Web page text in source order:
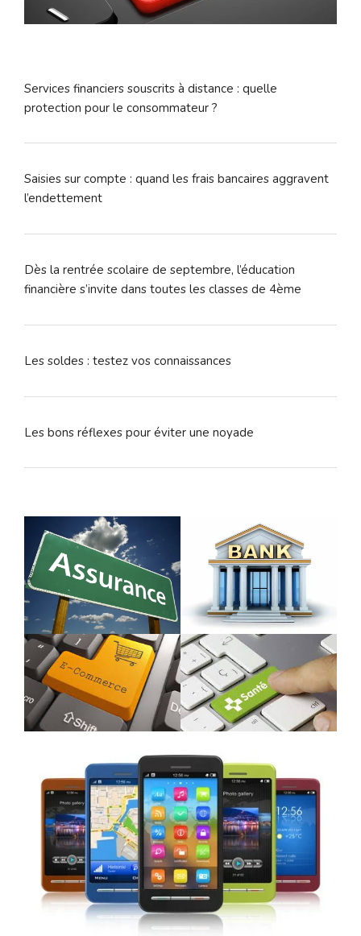
Services financiers souscrits à distance : quelle
protection pour le consommateur ?
Saisies sur compte : quand les frais bancaires aggravent
l’endettement
Dès la rentrée scolaire de septembre, l’éducation
financière s’invite dans toutes les classes de 4ème
Les soldes : testez vos connaissances
Les bons réflexes pour éviter une noyade